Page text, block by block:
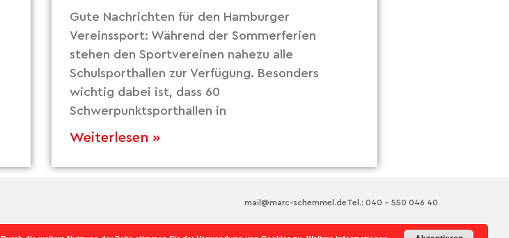
Gute Nachrichten für den Hamburger
Vereinssport: Während der Sommerferien
stehen den Sportvereinen nahezu alle
Schulsporthallen zur Verfügung. Besonders
wichtig dabei ist, dass 60
Schwerpunktsporthallen in
Weiterlesen »
Tel.: 040 – 550 046 40
mail@marc-schemmel.de